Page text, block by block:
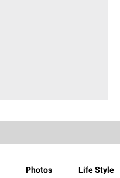
Photos Life Style